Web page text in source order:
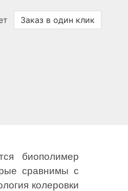
Заказ в один клик
биополимер
сравнимы с
колеровки